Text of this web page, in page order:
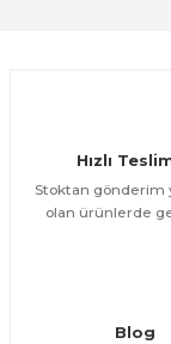
Bu ürüne
Hızlı
Stoktan gönderim
olan ürünlerde
Blog